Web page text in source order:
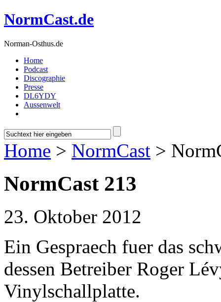
NormCast.de
Norman-Osthus.de
Home
Podcast
Discographie
Presse
DL6YDY
Aussenwelt
Home > NormCast >
NormCast 213
23. Oktober 2012
Ein Gespraech fuer das
dessen Betreiber Roger
Vinylschallplatte.